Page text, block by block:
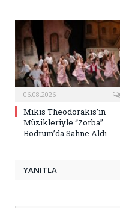
06.08.2026
Mikis Theodorakis’in
Müzikleriyle “Zorba”
Bodrum’da Sahne Aldı
YANITLA